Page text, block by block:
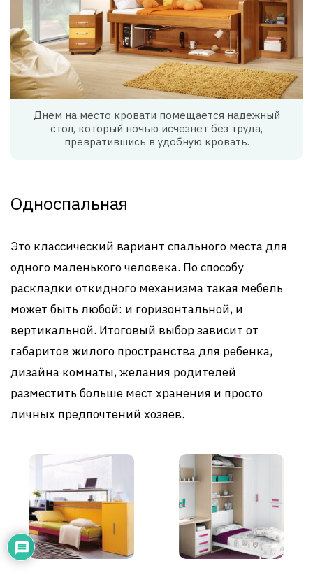
Днем на место кровати помещается надежный
стол, который ночью исчезнет без труда,
превратившись в удобную кровать.
Односпальная
Это классический вариант спального места для
одного маленького человека. По способу
раскладки откидного механизма такая мебель
может быть любой: и горизонтальной, и
вертикальной. Итоговый выбор зависит от
габаритов жилого пространства для ребенка,
дизайна комнаты, желания родителей
разместить больше мест хранения и просто
личных предпочтений хозяев.